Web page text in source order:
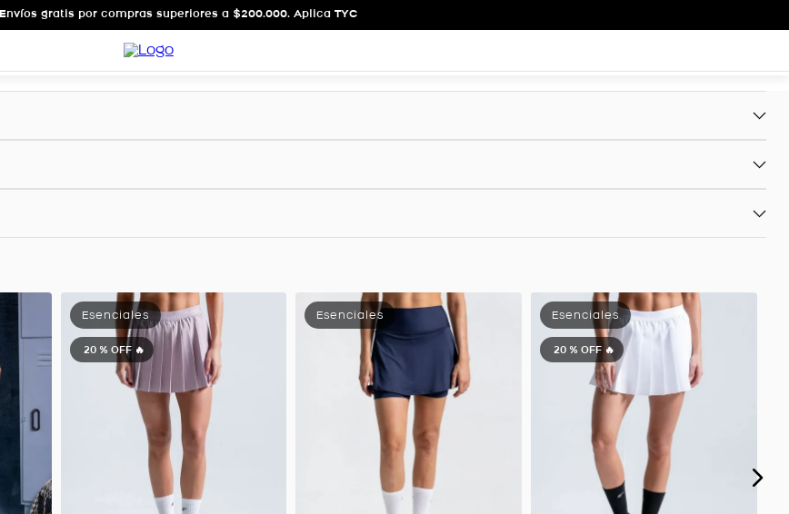
Envíos gratis por compras superiores a $200.000. Aplica TYC
20 % OFF 🔥 20 % OFF 🔥